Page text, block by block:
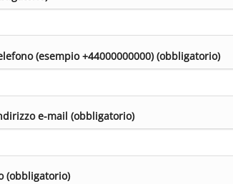
(esempio +44000000000) (obbligatorio)
e-mail (obbligatorio)
(obbligatorio)